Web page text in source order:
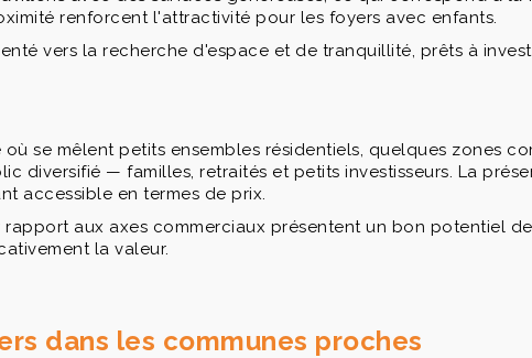
renforcent l'attractivité pour les foyers avec enfants.
vers la recherche d'espace et de tranquillité, prêts à
se mêlent petits ensembles résidentiels, quelques zones
diversifié — familles, retraités et petits investisseurs. La
accessible en termes de prix.
rapport aux axes commerciaux présentent un bon potentiel
la valeur.
dans les communes proches